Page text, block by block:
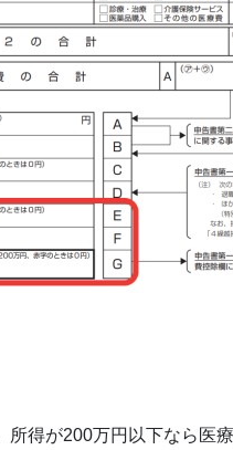
所得が200万円以下なら医